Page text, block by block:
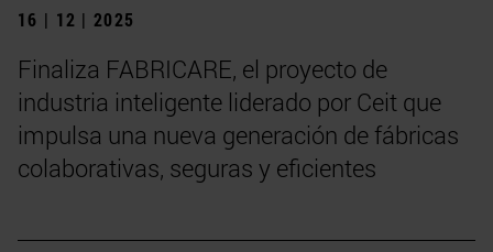
16 | 12 | 2025
Finaliza FABRICARE, el proyecto de
industria inteligente liderado por Ceit que
impulsa una nueva generación de fábricas
colaborativas, seguras y eficientes